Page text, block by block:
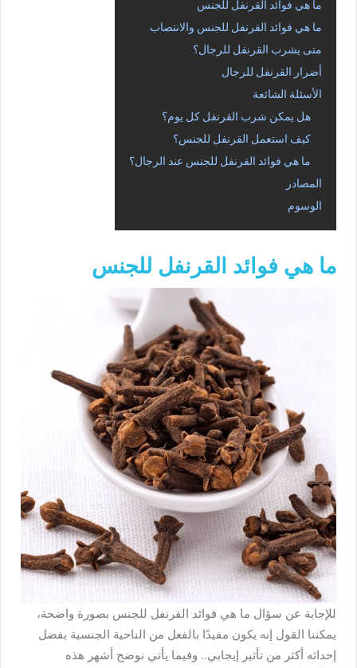
ما هي فوائد القرنفل للجنس
ما هي فوائد القرنفل للجنس والانتصاب
متى يشرب القرنفل للرجال؟
أضرار القرنفل للرجال
الأسئلة الشائعة
هل يمكن شرب القرنفل كل يوم؟
كيف استعمل القرنفل للجنس؟
ما هي فوائد القرنفل للجنس عند الرجال؟
المصادر
الوسوم
ما هي فوائد القرنفل للجنس
للإجابة عن سؤال ما هي فوائد القرنفل للجنس بصورة واضحة،
يمكننا القول إنه يكون مفيدًا بالفعل من الناحية الجنسية بفضل
إحداثه أكثر من تأثير إيجابي.. وفيما يأتي نوضح أشهر هذه